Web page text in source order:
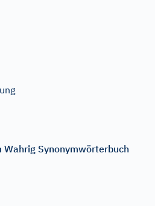
Synonymwörterbuch